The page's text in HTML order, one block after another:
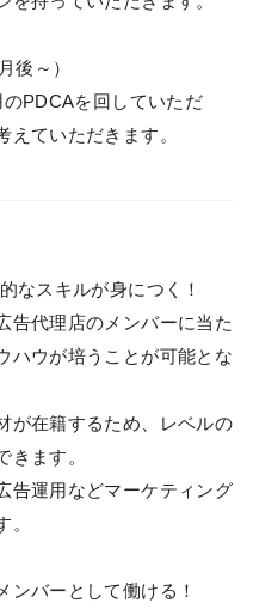
後～）
PDCAを回していただ
えていただきます。
なスキルが身につく！
告代理店のメンバーに当た
ハウが培うことが可能とな
が在籍するため、レベルの
きます。
告運用などマーケティング
ンバーとして働ける！